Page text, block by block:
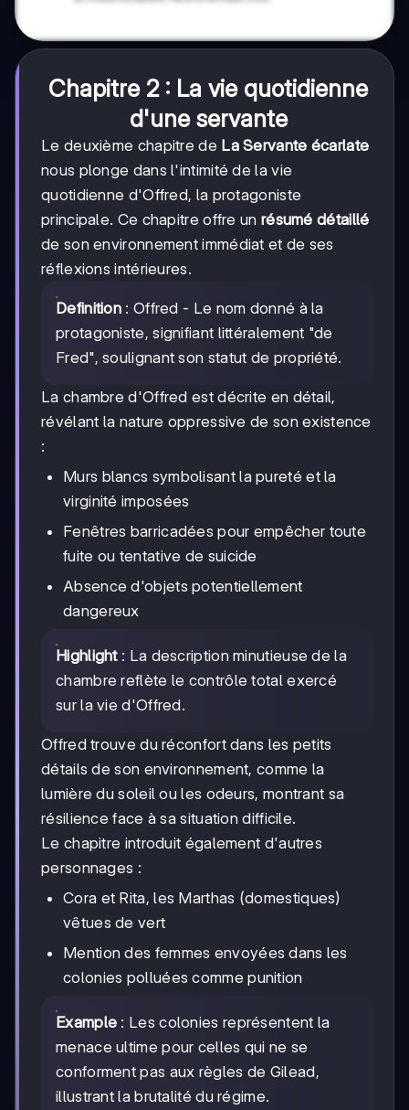
Chapitre 2 : La vie quotidienne
d'une servante
Le deuxième chapitre de La Servante écarlate
nous plonge dans l'intimité de la vie
quotidienne d'Offred, la protagoniste
principale. Ce chapitre offre un résumé détaillé
de son environnement immédiat et de ses
réflexions intérieures.
Definition : Offred - Le nom donné à la
protagoniste, signifiant littéralement "de
Fred", soulignant son statut de propriété.
La chambre d'Offred est décrite en détail,
révélant la nature oppressive de son existence
:
Murs blancs symbolisant la pureté et la
virginité imposées
Fenêtres barricadées pour empêcher toute
fuite ou tentative de suicide
Absence d'objets potentiellement
dangereux
Highlight: La description minutieuse de la
chambre reflète le contrôle total exercé
sur la vie d'Offred.
Offred trouve du réconfort dans les petits
détails de son environnement, comme la
lumière du soleil ou les odeurs, montrant sa
résilience face à sa situation difficile.
Le chapitre introduit également d'autres
personnages :
Cora et Rita, les Marthas (domestiques)
vêtues de vert
Mention des femmes envoyées dans les
colonies polluées comme punition
Example : Les colonies représentent la
menace ultime pour celles qui ne se
conforment pas aux règles de Gilead,
illustrant la brutalité du régime.